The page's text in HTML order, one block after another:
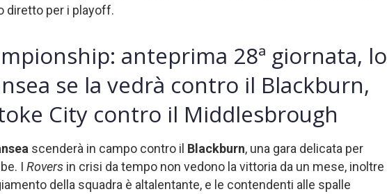
diretto per i playoff.
anteprima 28ª giornata, lo
se la vedrà contro il Blackburn,
City contro il Middlesbrough
scenderà in campo contro il Blackburn, una gara delicata per
I Rovers in crisi da tempo non vedono la vittoria da un mese, inoltre
della squadra è altalentante, e le contendenti alle spalle